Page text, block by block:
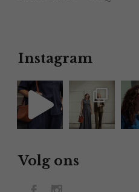
Instagram
Volg ons